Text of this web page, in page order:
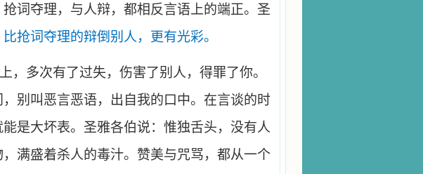
词夺理，与人辩，都相反言语上的端正。圣
抢词夺理的辩倒别人，更有光彩。
，多次有了过失，伤害了别人，得罪了你。
别叫恶言恶语，出自我的口中。在言谈的时
是大坏表。圣雅各伯说：惟独舌头，没有人
满盛着杀人的毒汁。赞美与咒骂，都从一个